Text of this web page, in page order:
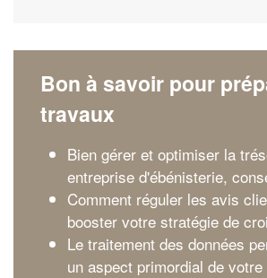
Bon à savoir pour
travaux
Bien gérer et optimiser la
entreprise d'ébénisterie,
Comment réguler les avis
booster votre stratégie de
Le traitement des données
un aspect primordial de